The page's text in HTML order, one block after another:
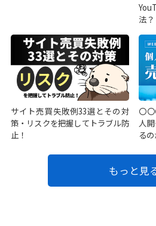
法
サイト売買失敗例33選とその対
策・リスクを把握してトラブル防
止！
〇
人
る
もっと見